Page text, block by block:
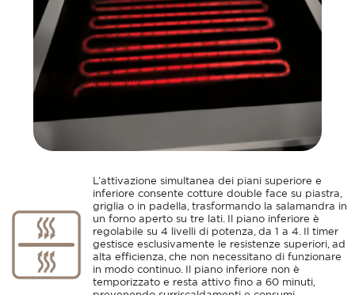
L’attivazione simultanea dei piani superiore e
inferiore consente cotture double face su piastra,
griglia o in padella, trasformando la salamandra in
un forno aperto su tre lati. Il piano inferiore è
regolabile su 4 livelli di potenza, da 1 a 4. Il timer
gestisce esclusivamente le resistenze superiori, ad
alta efficienza, che non necessitano di funzionare
in modo continuo. Il piano inferiore non è
temporizzato e resta attivo fino a 60 minuti,